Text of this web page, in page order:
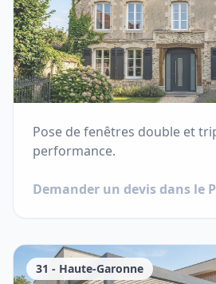
Pose de fenêtres double et
performance.
Demander un devis dans le
31 - Haute-Garonne